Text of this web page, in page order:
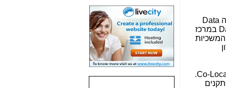
Data
במרכז
לצרכי גיבוי, המשכיות
Co-
.
חשיפה: איוב קרא
אישר לקבוצת סלקום
בדיוק מה שביבי אישר
כאן
האם השר איוב קרא
היה צריך בכלל לחתום
על האישור, שנתן